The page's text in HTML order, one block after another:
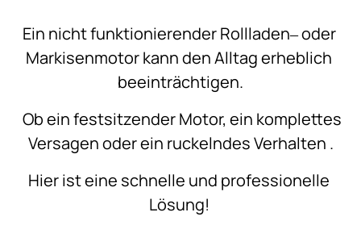
Ein nicht funktionierender Rollladen‒
oder
Markisenmotor kann den Alltag
beeinträchtigen.
Ob ein festsitzender Motor, ein
Versagen oder ein ruckelndes Verhalten .
Hier ist eine schnelle und
Lösung!